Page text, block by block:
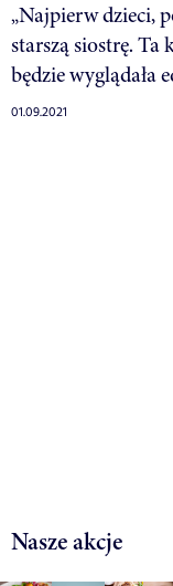
„Najpierw dzieci,
starszą siostrę.
będzie wyglądała
01.09.2021
Nasze akcje